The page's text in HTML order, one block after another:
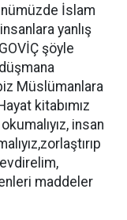
İslam
yanlış
şöyle
Müslümanlara
kitabımız
insan
maddeler